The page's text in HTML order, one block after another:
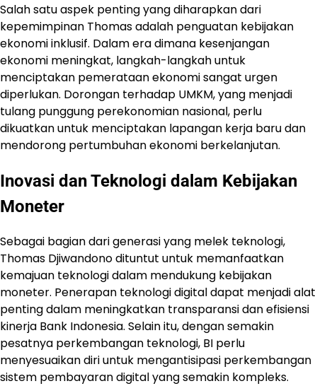
Salah satu aspek penting yang diharapkan dari
kepemimpinan Thomas adalah penguatan kebijakan
ekonomi inklusif. Dalam era dimana kesenjangan
ekonomi meningkat, langkah-langkah untuk
menciptakan pemerataan ekonomi sangat urgen
diperlukan. Dorongan terhadap UMKM, yang menjadi
tulang punggung perekonomian nasional, perlu
dikuatkan untuk menciptakan lapangan kerja baru dan
mendorong pertumbuhan ekonomi berkelanjutan.
Inovasi dan Teknologi dalam Kebijakan
Moneter
Sebagai bagian dari generasi yang melek teknologi,
Thomas Djiwandono dituntut untuk memanfaatkan
kemajuan teknologi dalam mendukung kebijakan
moneter. Penerapan teknologi digital dapat menjadi alat
penting dalam meningkatkan transparansi dan efisiensi
kinerja Bank Indonesia. Selain itu, dengan semakin
pesatnya perkembangan teknologi, BI perlu
menyesuaikan diri untuk mengantisipasi perkembangan
sistem pembayaran digital yang semakin kompleks.